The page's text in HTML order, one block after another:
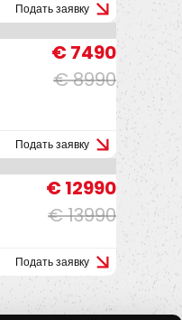
Подать заявку
€ 8990
€ 7490
Подать заявку
€ 13990
€ 12990
Подать заявку